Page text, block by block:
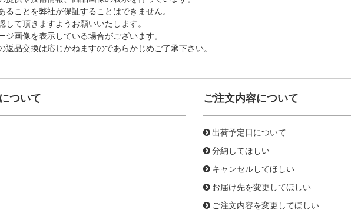
ことを弊社が保証することはできません。
て頂きますようお願いいたします。
画像を表示している場合がございます。
品交換は応じかねますのであらかじめご了承下さい。
ついて ご注文内容について
出荷予定日について
分納してほしい
キャンセルしてほしい
お届け先を変更してほしい
ご注文内容を変更してほしい